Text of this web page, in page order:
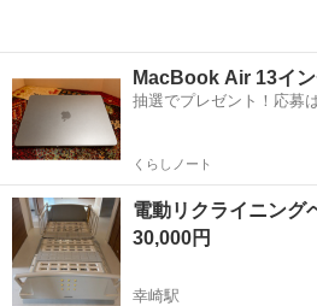
MacBook Air 13イ
抽選でプレゼント！応募
くらしノート
電動リクライニング
30,000円
幸崎駅